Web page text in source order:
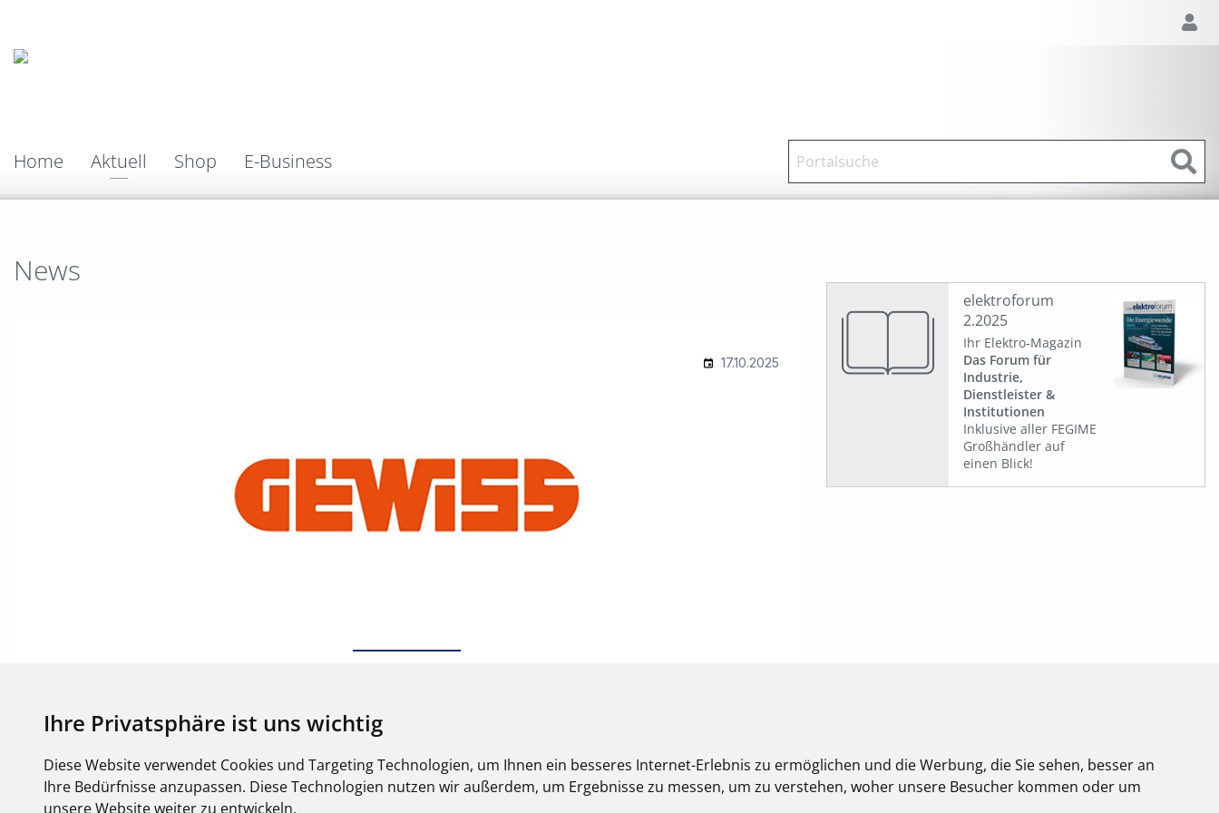
Ihre Privatsphäre ist uns wichtig
Diese Website verwendet Cookies und Targeting Technologien, um Ihnen ein besseres Internet-Erlebnis zu ermöglichen und die Werbung, die Sie sehen, besser an
Ihre Bedürfnisse anzupassen. Diese Technologien nutzen wir außerdem, um Ergebnisse zu messen, um zu verstehen, woher unsere Besucher kommen oder um
unsere Website weiter zu entwickeln.
Home Aktuell Shop E-Business
News
elektroforum
2.2025
Ihr Elektro-Magazin
Das Forum für
Industrie,
Dienstleister &
Institutionen
Inklusive aller FEGIME
Großhändler auf
einen Blick!